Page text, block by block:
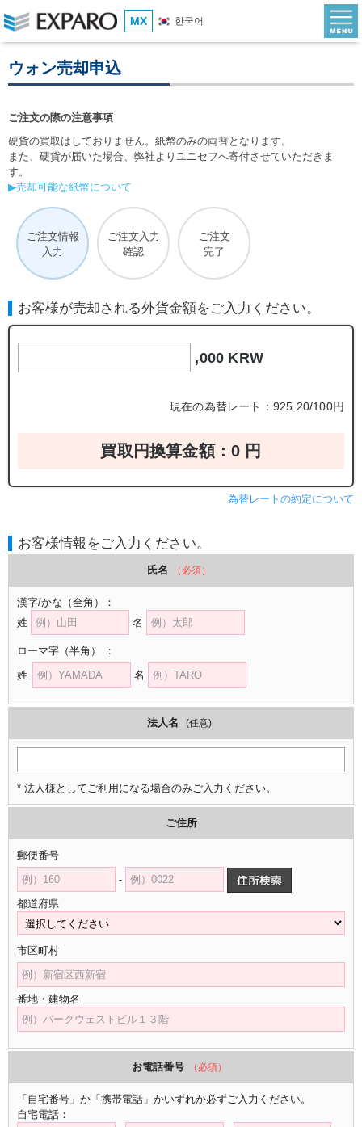
MX 한국어
ウォン売却申込
ご注文の際の注意事項
硬貨の買取はしておりません。紙幣のみの両替となります。
また、硬貨が届いた場合、弊社よりユニセフへ寄付させていただきま
す。
▶売却可能な紙幣について
ご注文情報
入力
ご注文入力
確認
ご注文
完了
お客様が売却される外貨金額をご入力ください。
,000 KRW
現在の為替レート：925.20/100円
買取円換算金額： 0 円
為替レートの約定について
お客様情報をご入力ください。
氏名 （必須）
漢字/かな （全角）
：
姓
名
ローマ字 （半角）
：
姓
名
法人名 (任意)
* 法人様としてご利用になる場合のみご入力ください。
ご住所
郵便番号
-
都道府県
市区町村
番地・建物名
お電話番号 （必須）
「自宅番号」か「携帯電話」かいずれか必ずご入力ください。
自宅電話：